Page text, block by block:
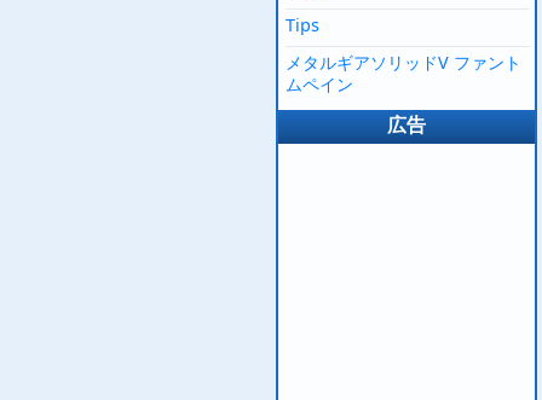
Tips
メタルギアソリッドV ファント
ムペイン
広告